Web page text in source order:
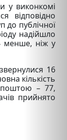
у виконкомі
відповідно
до публічної
надійшло
менше, ніж у
16
кількість
поштою – 77,
прийнято